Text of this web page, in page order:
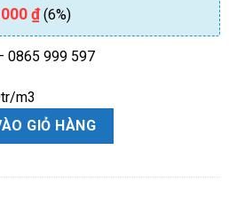
₫(6%)
0865 999 597
m3
nguyên khối vân chun tuyển chọn
GIỎ HÀNG